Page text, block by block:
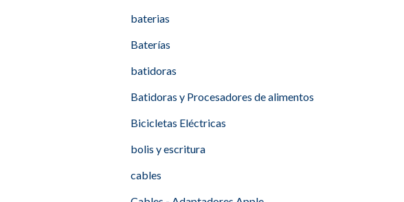
baterias
Baterías
batidoras
Batidoras y Procesadores de alimentos
Bicicletas Eléctricas
bolis y escritura
cables